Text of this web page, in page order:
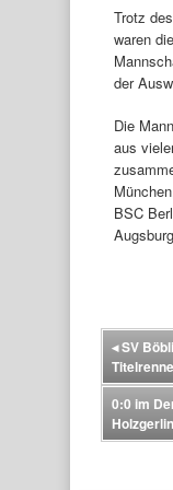
Trotz
waren
der
Die
aus
BSC
◂SV
0:0 im